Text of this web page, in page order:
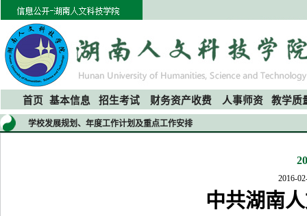
首页 基本信息 招生考试 财务资产收费 人事师资 教学质
学校发展规划、年度工作计划及重点工作安排
2016-
中共湖南